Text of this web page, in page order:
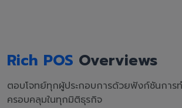
Rich POS Overviews
ตอบโจทย์ทุกผู้ประกอบการด้วยฟังก์ชันการ
ครอบคลุมในทุกมิติธุรกิจ